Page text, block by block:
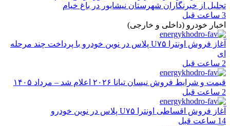
تجلیل از خبرنگاران شهرستان نیشابور در باغ خیام
3 ساعت قبل
اخبار خودرو (داخلی و خارجی)
آغاز فروش اونترا U۷۵ پلاس در نوین خودرو با پرداخت چند مرحله
ای
2 ساعت قبل
قیمت و شرایط فروش نیسان تیانا ۲۰۲۶ اعلام شد – مرداد ۱۴۰۵
2 ساعت قبل
آغاز فروش اقساطی اونترا U۷۵ پلاس در نوین خودرو
14 ساعت قبل